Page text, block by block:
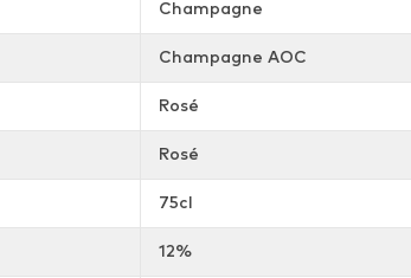
Champagne
Champagne AOC
Rosé
Rosé
75cl
12%